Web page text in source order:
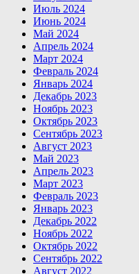
Июль 2024
Июнь 2024
Май 2024
Апрель 2024
Март 2024
Февраль 2024
Январь 2024
Декабрь 2023
Ноябрь 2023
Октябрь 2023
Сентябрь 2023
Август 2023
Май 2023
Апрель 2023
Март 2023
Февраль 2023
Январь 2023
Декабрь 2022
Ноябрь 2022
Октябрь 2022
Сентябрь 2022
Август 2022